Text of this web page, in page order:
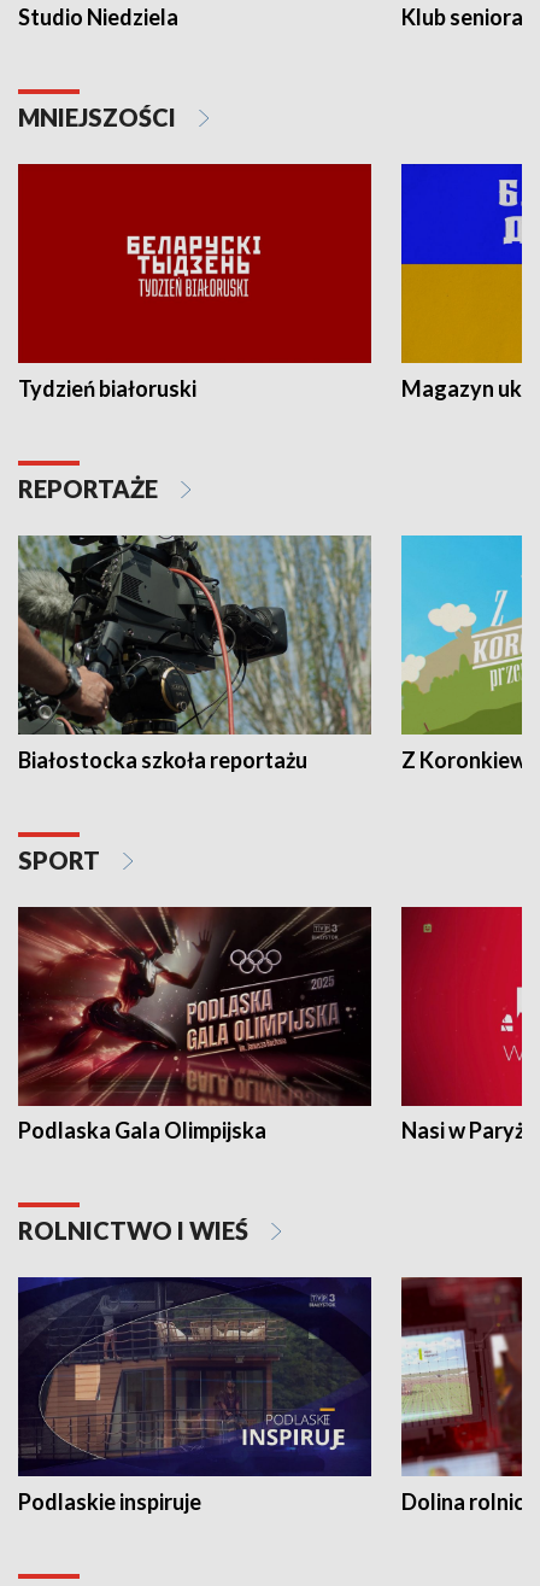
Studio Niedziela Klub seniora
MNIEJSZOŚCI
Tydzień białoruski Magazyn
REPORTAŻE
Białostocka szkoła reportażu Z
SPORT
Podlaska Gala Olimpijska Nasi w Paryżu
ROLNICTWO I WIEŚ
Podlaskie inspiruje Dolina